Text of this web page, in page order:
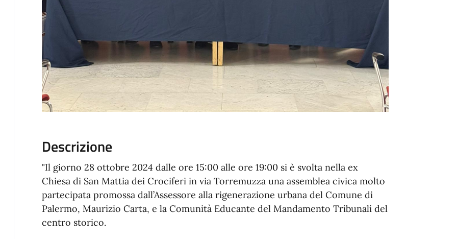
Descrizione
"Il giorno 28 ottobre 2024 dalle ore 15:00 alle ore 19:00 si è svolta nella ex
Chiesa di San Mattia dei Crociferi in via Torremuzza una assemblea civica molto
partecipata promossa dall’Assessore alla rigenerazione urbana del Comune di
Palermo, Maurizio Carta, e la Comunità Educante del Mandamento Tribunali del
centro storico.